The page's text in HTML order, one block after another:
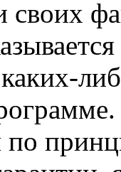
своих
по